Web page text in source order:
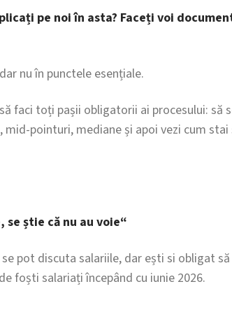
pe noi în asta? Faceți voi
nu în punctele esențiale.
faci toți pașii obligatorii ai procesului: să
mid-pointuri, mediane și apoi vezi cum
știe că nu au voie“
pot discuta salariile, dar ești si obligat
foști salariați începând cu iunie 2026.